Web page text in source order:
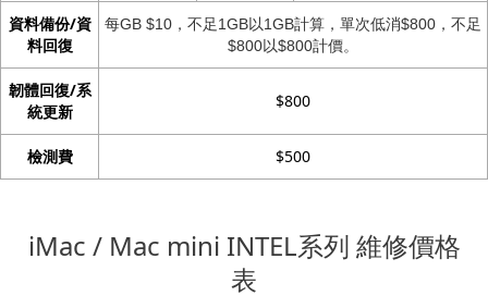
資料備份/資
料回復
每GB $10，不足1GB以1GB計算，單次低消$800，不足
$800以$800計價。
韌體回復/系
統更新
$800
檢測費 $500
iMac / Mac mini INTEL系列 維修價格
表